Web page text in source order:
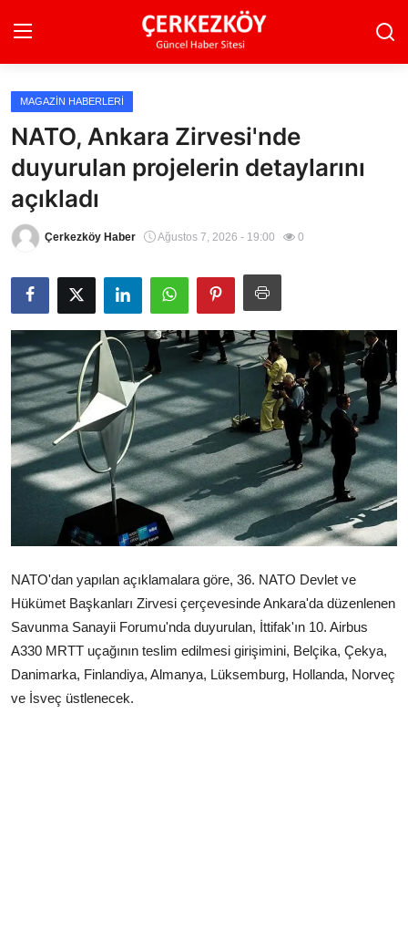
Ana Sayfa
Son Dakika
Ekonomi Haberleri
Magazin Haberleri
Spor Haberleri
Teknoloji Haberleri
Dünya Haberleri
Çerkezköy
MAGAZIN HABERLERI
NATO, Ankara Zirvesi'nde
duyurulan projelerin detaylarını
açıkladı
Çerkezköy Haber Ağustos 7, 2026 - 19:00 0
NATO'dan yapılan açıklamalara göre, 36.⁠ ⁠NATO Devlet ve
Hükümet Başkanları Zirvesi çerçevesinde Ankara'da düzenlenen
Savunma Sanayii Forumu'nda duyurulan, İttifak'ın 10. Airbus
A330 MRTT uçağının teslim edilmesi girişimini, Belçika, Çekya,
Danimarka, Finlandiya, Almanya, Lüksemburg, Hollanda, Norveç
ve İsveç üstlenecek.